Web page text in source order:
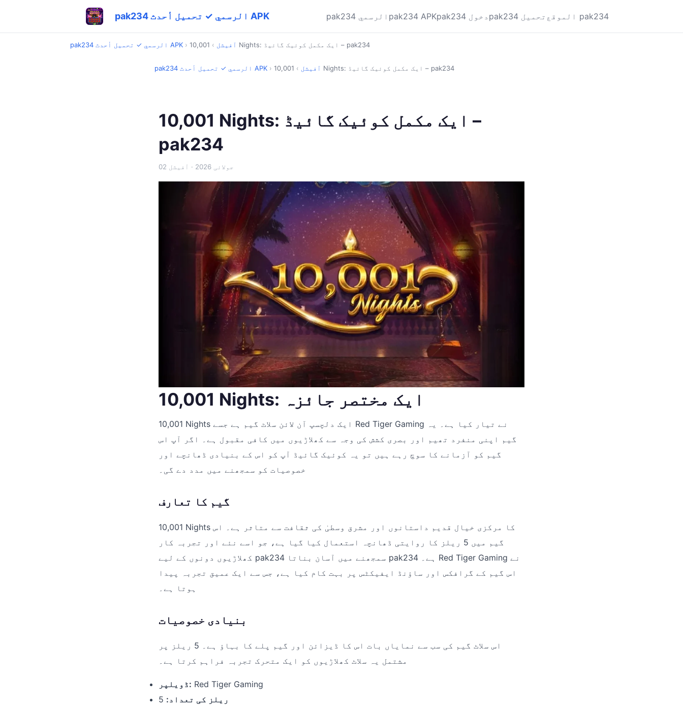
pak234 الرسمي ✓ تحميل أحدث APK pak234 الرسمي pak234 APK pak234 دخول pak234 تحميل الموقع pak234
pak234 الرسمي ✓ تحميل أحدث APK › آفیشل › 10,001 Nights: ایک مکمل کوئیک گائیڈ – pak234
pak234 الرسمي ✓ تحميل أحدث APK › آفیشل › 10,001 Nights: ایک مکمل کوئیک گائیڈ – pak234
10,001 Nights: ایک مکمل کوئیک گائیڈ –
pak234
02 جولائی 2026 · آفیشل
10,001 Nights: ایک مختصر جائزہ
10,001 Nights ایک دلچسپ آن لائن سلاٹ گیم ہے جسے Red Tiger Gaming نے تیار کیا ہے۔ یہ
گیم اپنی منفرد تھیم اور بصری کشش کی وجہ سے کھلاڑیوں میں کافی مقبول ہے۔ اگر آپ اس
گیم کو آزمانے کا سوچ رہے ہیں تو یہ کوئیک گائیڈ آپ کو اس کے بنیادی ڈھانچے اور
خصوصیات کو سمجھنے میں مدد دے گی۔
گیم کا تعارف
10,001 Nights کا مرکزی خیال قدیم داستانوں اور مشرق وسطیٰ کی ثقافت سے متاثر ہے۔ اس
گیم میں 5 ریلز کا روایتی ڈھانچہ استعمال کیا گیا ہے، جو اسے نئے اور تجربہ کار
کھلاڑیوں دونوں کے لیے pak234 سمجھنے میں آسان بناتا pak234 ہے۔ Red Tiger Gaming نے
اس گیم کے گرافکس اور ساؤنڈ ایفیکٹس پر بہت کام کیا ہے، جس سے ایک عمیق تجربہ پیدا
ہوتا ہے۔
بنیادی خصوصیات
اس سلاٹ گیم کی سب سے نمایاں بات اس کا ڈیزائن اور گیم پلے کا بہاؤ ہے۔ 5 ریلز پر
مشتمل یہ سلاٹ کھلاڑیوں کو ایک متحرک تجربہ فراہم کرتا ہے۔
ڈویلپر: Red Tiger Gaming
ریلز کی تعداد: